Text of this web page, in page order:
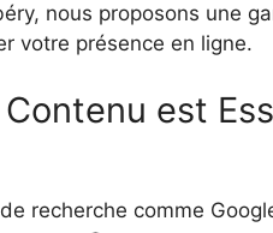
nous proposons une
votre présence en ligne.
est
recherche comme